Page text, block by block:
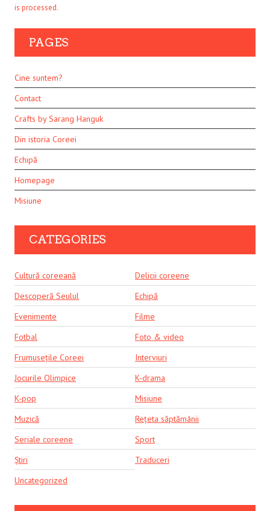
is processed.
PAGES
Cine suntem?
Contact
Crafts by Sarang Hanguk
Din istoria Coreei
Echipă
Homepage
Misiune
CATEGORIES
Cultură coreeană
Delicii coreene
Descoperă Seulul
Echipă
Evenimente
Filme
Fotbal
Foto & video
Frumusețile Coreei
Interviuri
Jocurile Olimpice
K-drama
K-pop
Misiune
Muzică
Rețeta săptămânii
Seriale coreene
Sport
Știri
Traduceri
Uncategorized